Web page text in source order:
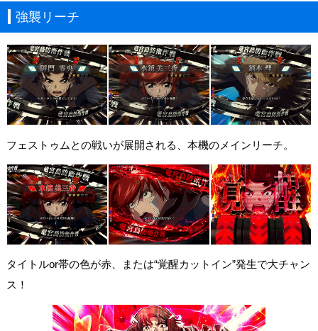
強襲リーチ
フェストゥムとの戦いが展開される、本機のメインリーチ。
タイトルor帯の色が赤、または“覚醒カットイン”発生で大チャン
ス！